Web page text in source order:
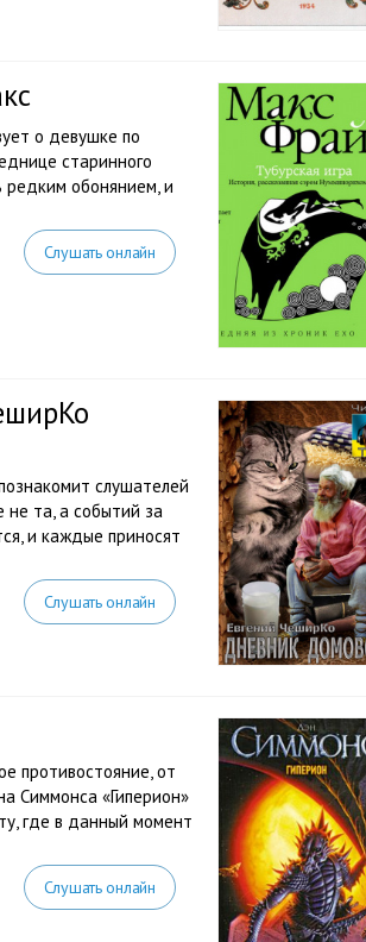
о девушке по
старинного
редким обонянием, и
Слушать онлайн
слушателей
та, а событий за
и каждые приносят
Слушать онлайн
противостояние, от
Симмонса «Гиперион»
где в данный момент
Слушать онлайн